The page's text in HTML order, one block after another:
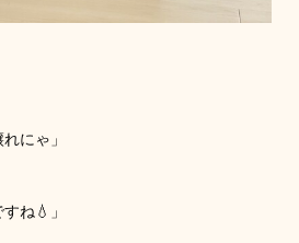
にゃ」
ね💧」